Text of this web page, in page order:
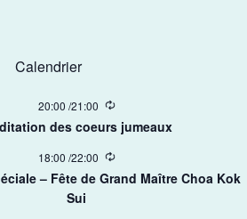
Calendrier
20:00 /21:00
R
c
r
r
des coeurs jumeaux
18:00 /22:00
R
c
– Fête de Grand Maître Choa Kok
Sui​